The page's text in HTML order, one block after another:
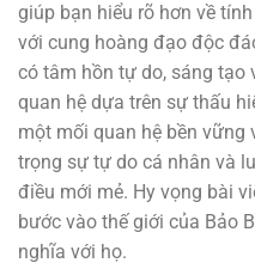
giúp bạn hiểu rõ hơn về
với cung hoàng đạo độc
có tâm hồn tự do, sáng tạo
quan hệ dựa trên sự thấu
một mối quan hệ bền vững
trọng sự tự do cá nhân và
điều mới mẻ. Hy vọng bài
bước vào thế giới của Bảo
nghĩa với họ.